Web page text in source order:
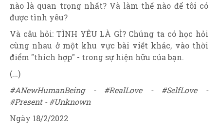
nào là quan trọng nhất? Và làm thế nào để tôi có
được tình yêu?
Và câu hỏi: TÌNH YÊU LÀ GÌ? Chúng ta có học hỏi
cùng nhau ở một khu vực bài viết khác, vào thời
điểm "thích hợp" - trong sự hiện hữu của bạn.
(...)
#ANewHumanBeing - #RealLove - #SelfLove -
#Present - #Unknown
Ngày 18/2/2022